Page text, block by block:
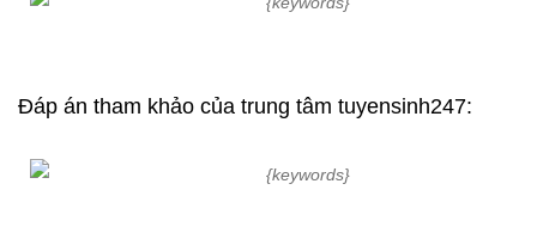
Đáp án tham khảo của trung tâm tuyensinh247: